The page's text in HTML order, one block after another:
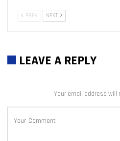
PREV NEXT
LEAVE A REPLY
Your email address will